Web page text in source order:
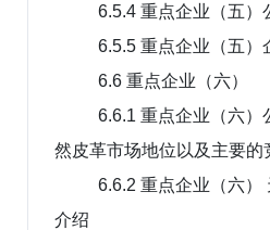
6.5.4 重点企业（五）
6.5.5 重点企业（五）
6.6 重点企业（六）
6.6.1 重点企业（六）
然皮革市场地位以及主要的
6.6.2 重点企业（六）
介绍